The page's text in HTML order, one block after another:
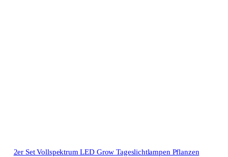
2er Set Vollspektrum LED Grow Tageslichtlampen Pflanzen